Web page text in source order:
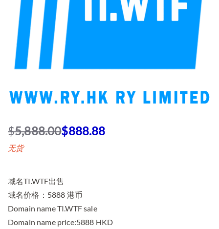
$5,888.00
原
价
$
5
8
$888.88
当
前
为
：
$
8
域名TI.WTF出售
域名价格：5888 港币
Domain name TI.WTF sale
Domain name price:5888 HKD
无货